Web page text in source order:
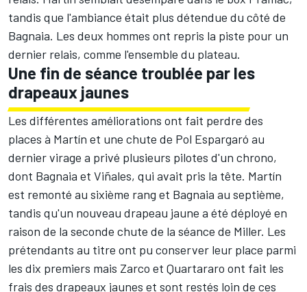
tandis que l'ambiance était plus détendue du côté de
Bagnaia. Les deux hommes ont repris la piste pour un
dernier relais, comme l'ensemble du plateau.
Une fin de séance troublée par les
drapeaux jaunes
Les différentes améliorations ont fait perdre des
places à Martín et une chute de Pol Espargaró au
dernier virage a privé plusieurs pilotes d'un chrono,
dont Bagnaia et Viñales, qui avait pris la tête. Martín
est remonté au sixième rang et Bagnaia au septième,
tandis qu'un nouveau drapeau jaune a été déployé en
raison de la seconde chute de la séance de Miller. Les
prétendants au titre ont pu conserver leur place parmi
les dix premiers mais Zarco et Quartararo ont fait les
frais des drapeaux jaunes et sont restés loin de ces